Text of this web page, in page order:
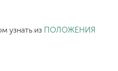
узнать из ПОЛОЖЕНИЯ